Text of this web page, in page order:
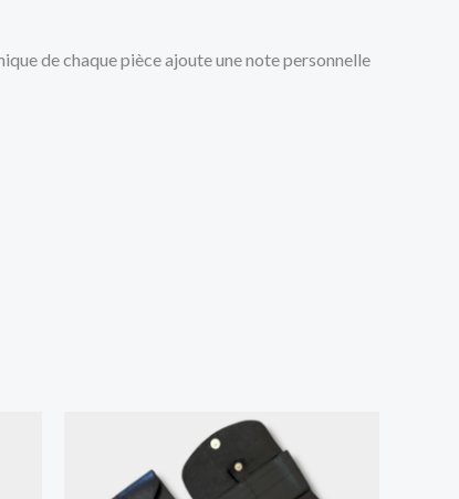
de chaque pièce ajoute une note personnelle